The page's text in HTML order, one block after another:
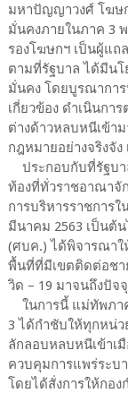
มหาปัญญาวงศ์ โฆษ
มั่นคงภายในภาค 3
รองโฆษกฯ เป็นผู้แถ
ตามที่รัฐบาล ได้มีน
มั่นคง โดยบูรณากา
เกี่ยวข้อง ดำเนินก
ต่างด้าวหลบหนีเข้า
กฎหมายอย่างจริงจั
ประกอบกับที่รัฐบา
ท้องที่ทั่วราชอาณาจั
การบริหารราชการ
มีนาคม 2563 เป็นต้
(ศบค.) ได้พิจารณาใ
พื้นที่ที่มีเขตติดต่อชา
วิด – 19 มาจนถึงปัจ
ในการนี้ แม่ทัพภา
3 ได้กำชับให้ทุกหน่
ลักลอบหลบหนีเข้าเ
ควบคุมการแพร่ระบ
โดยได้สั่งการให้กอง